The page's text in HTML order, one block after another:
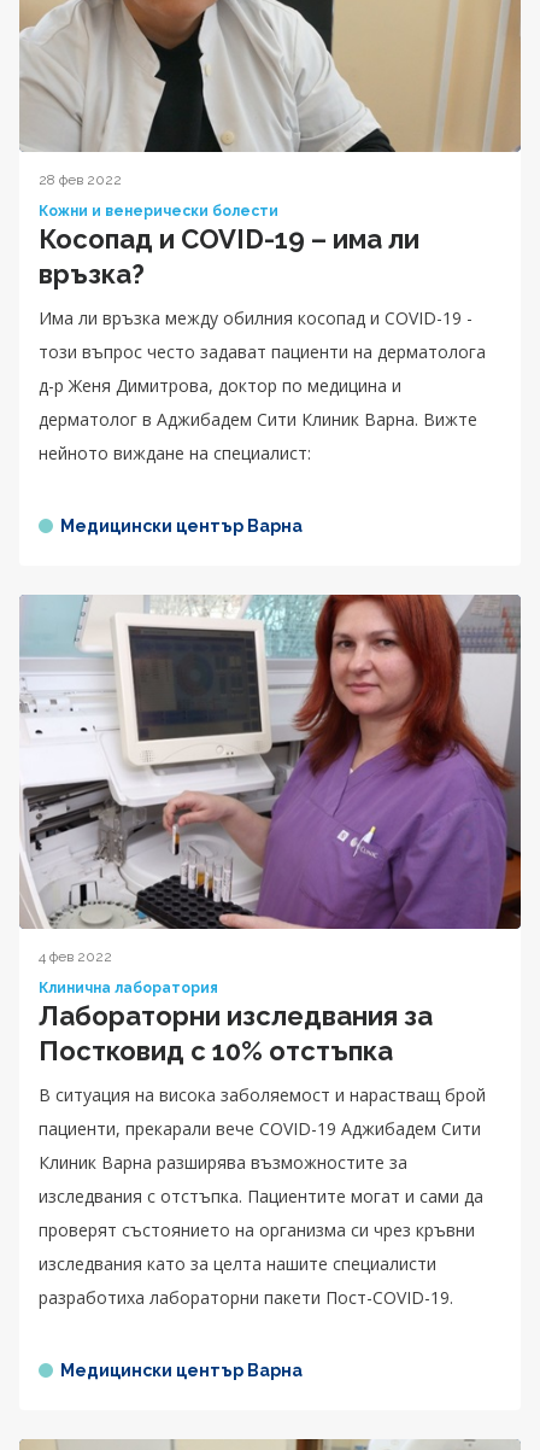
28 фев 2022
Кожни и венерически болести
Косопад и COVID-19 – има ли
връзка?
Има ли връзка между обилния косопад и COVID-19 -
този въпрос често задават пациенти на дерматолога
д-р Женя Димитрова, доктор по медицина и
дерматолог в Аджибадем Сити Клиник Варна. Вижте
нейното виждане на специалист:
Медицински център Варна
4 фев 2022
Клинична лаборатория
Лабораторни изследвания за
Постковид с 10% отстъпка
В ситуация на висока заболяемост и нарастващ брой
пациенти, прекарали вече COVID-19 Аджибадем Сити
Клиник Варна разширява възможностите за
изследвания с отстъпка. Пациентите могат и сами да
проверят състоянието на организма си чрез кръвни
изследвания като за целта нашите специалисти
разработиха лабораторни пакети Пост-COVID-19.
Медицински център Варна